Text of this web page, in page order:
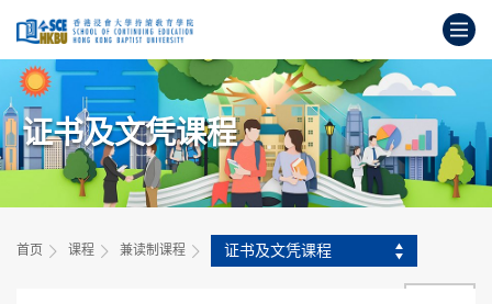
内
容
打
主
要
内
容
证书及文凭课程
首页 课程 兼读制课程 证书及文凭课程